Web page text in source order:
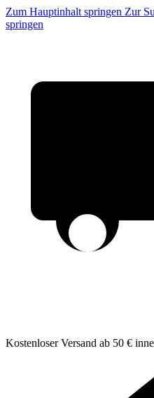
Zum Hauptinhalt springen Zur
springen
Kostenloser Versand ab 50 €